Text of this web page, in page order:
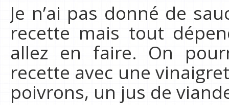
Je n’ai pas donné de
recette mais tout
allez en faire. On
recette avec une
poivrons, un jus de